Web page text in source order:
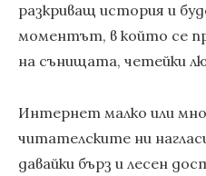
разкриващ история и
моментът, в който се
на сънищата, четейки
Интернет малко или
читателските ни
давайки бърз и лесен